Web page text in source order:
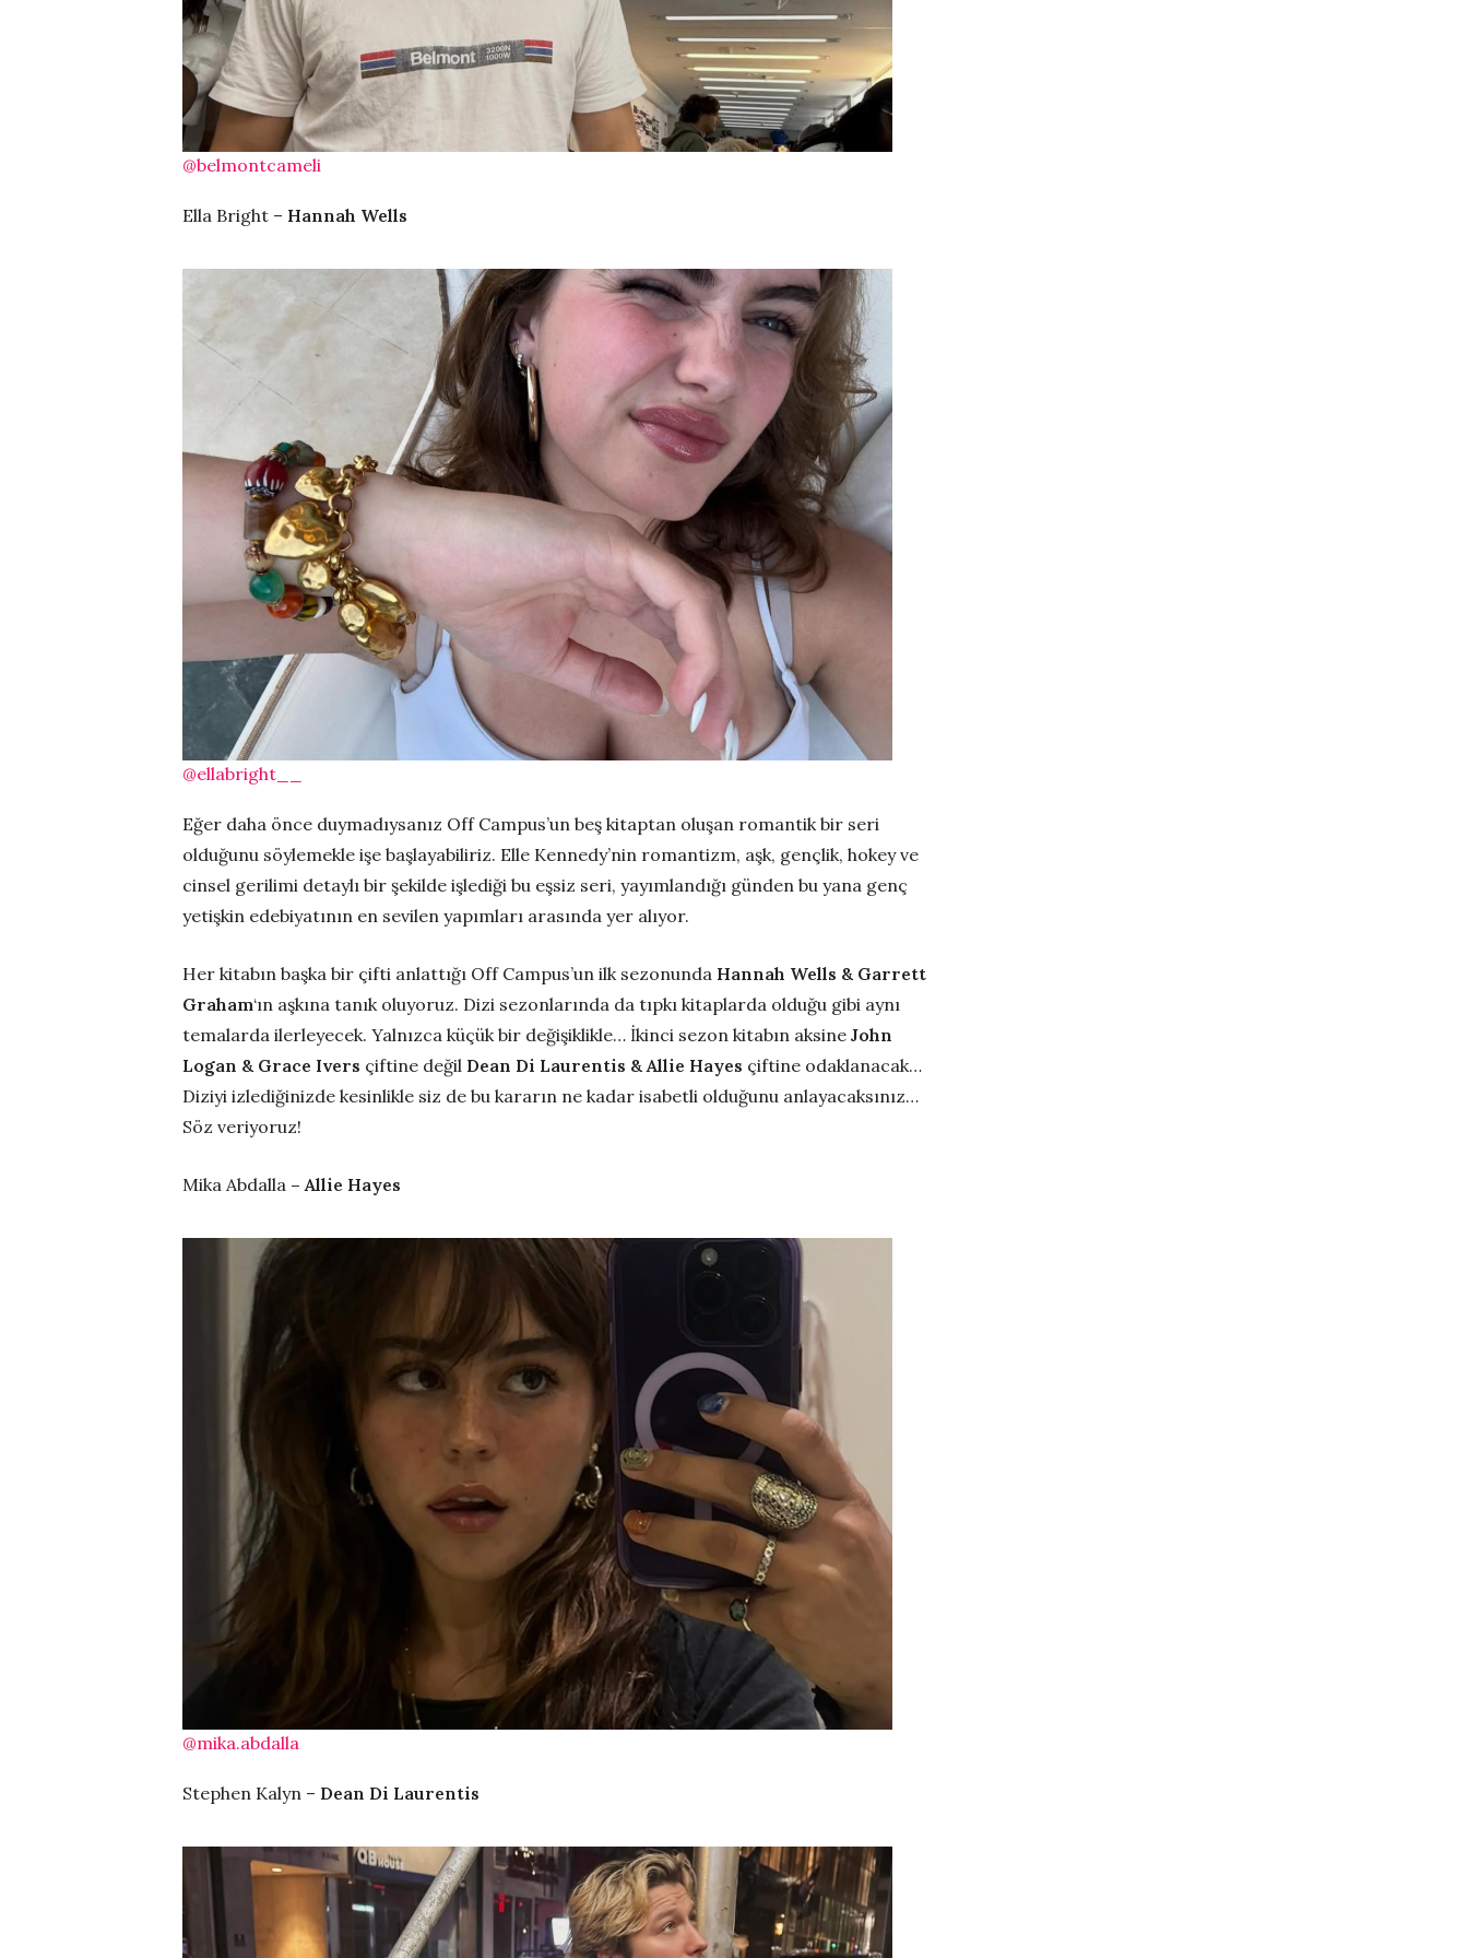
@belmontcameli
Ella Bright – Hannah Wells
@ellabright__
Eğer daha önce duymadıysanız Off Campus’un beş kitaptan oluşan romantik bir seri
olduğunu söylemekle işe başlayabiliriz. Elle Kennedy’nin romantizm, aşk, gençlik, hokey ve
cinsel gerilimi detaylı bir şekilde işlediği bu eşsiz seri, yayımlandığı günden bu yana genç
yetişkin edebiyatının en sevilen yapımları arasında yer alıyor.
Her kitabın başka bir çifti anlattığı Off Campus’un ilk sezonunda Hannah Wells & Garrett
Graham‘ın aşkına tanık oluyoruz. Dizi sezonlarında da tıpkı kitaplarda olduğu gibi aynı
temalarda ilerleyecek. Yalnızca küçük bir değişiklikle… İkinci sezon kitabın aksine John
Logan & Grace Ivers çiftine değil Dean Di Laurentis & Allie Hayes çiftine odaklanacak…
Diziyi izlediğinizde kesinlikle siz de bu kararın ne kadar isabetli olduğunu anlayacaksınız…
Söz veriyoruz!
Mika Abdalla – Allie Hayes
@mika.abdalla
Stephen Kalyn – Dean Di Laurentis